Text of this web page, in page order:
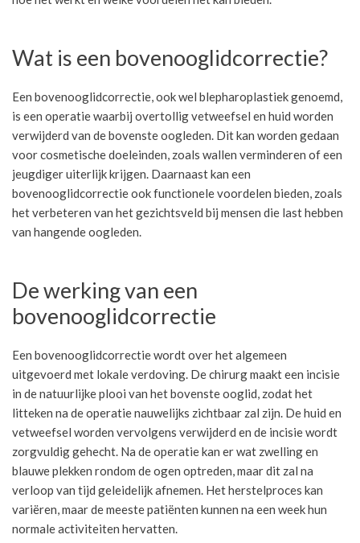
Wat is een bovenooglidcorrectie?
Een bovenooglidcorrectie, ook wel blepharoplastiek genoemd,
is een operatie waarbij overtollig vetweefsel en huid worden
verwijderd van de bovenste oogleden. Dit kan worden gedaan
voor cosmetische doeleinden, zoals wallen verminderen of een
jeugdiger uiterlijk krijgen. Daarnaast kan een
bovenooglidcorrectie ook functionele voordelen bieden, zoals
het verbeteren van het gezichtsveld bij mensen die last hebben
van hangende oogleden.
De werking van een
bovenooglidcorrectie
Een bovenooglidcorrectie wordt over het algemeen
uitgevoerd met lokale verdoving. De chirurg maakt een incisie
in de natuurlijke plooi van het bovenste ooglid, zodat het
litteken na de operatie nauwelijks zichtbaar zal zijn. De huid en
vetweefsel worden vervolgens verwijderd en de incisie wordt
zorgvuldig gehecht. Na de operatie kan er wat zwelling en
blauwe plekken rondom de ogen optreden, maar dit zal na
verloop van tijd geleidelijk afnemen. Het herstelproces kan
variëren, maar de meeste patiënten kunnen na een week hun
normale activiteiten hervatten.